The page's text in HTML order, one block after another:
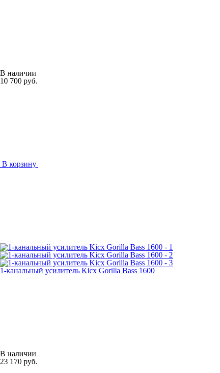
В наличии
10 700 руб.
В корзину
1-канальный усилитель Kicx Gorilla Bass 1600
В наличии
23 170 руб.